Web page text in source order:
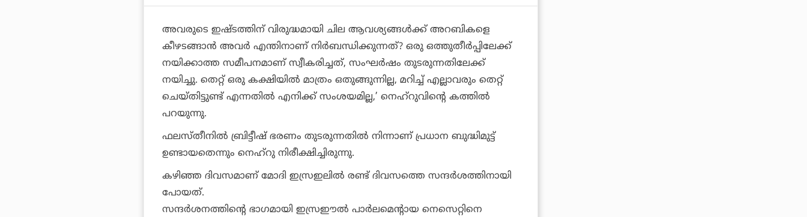
അവരുടെ ഇഷ്ടത്തിന് വിരുദ്ധമായി ചില ആവശ്യങ്ങള്‍ക്ക് അറബികളെ
കീഴടങ്ങാന്‍ അവര്‍ എന്തിനാണ് നിര്‍ബന്ധിക്കുന്നത്? ഒരു ഒത്തുതീര്‍പ്പിലേക്ക്
നയിക്കാത്ത സമീപനമാണ് സ്വീകരിച്ചത്, സംഘര്‍ഷം തുടരുന്നതിലേക്ക്
നയിച്ചു. തെറ്റ് ഒരു കക്ഷിയില്‍ മാത്രം ഒതുങ്ങുന്നില്ല, മറിച്ച് എല്ലാവരും തെറ്റ്
ചെയ്തിട്ടുണ്ട് എന്നതില്‍ എനിക്ക് സംശയമില്ല,’ നെഹ്‌റുവിന്റെ കത്തില്‍
പറയുന്നു.
ഫലസ്തീനില്‍ ബ്രിട്ടീഷ് ഭരണം തുടരുന്നതില്‍ നിന്നാണ് പ്രധാന ബുദ്ധിമുട്ട്
ഉണ്ടായതെന്നും നെഹ്റു നിരീക്ഷിച്ചിരുന്നു.
കഴിഞ്ഞ ദിവസമാണ് മോദി ഇസ്രഇലില്‍ രണ്ട് ദിവസത്തെ സന്ദര്‍ശത്തിനായി
പോയത്.
സന്ദര്‍ശനത്തിന്റെ ഭാഗമായി ഇസ്രഈല്‍ പാര്‍ലമെന്റായ നെസെറ്റിനെ